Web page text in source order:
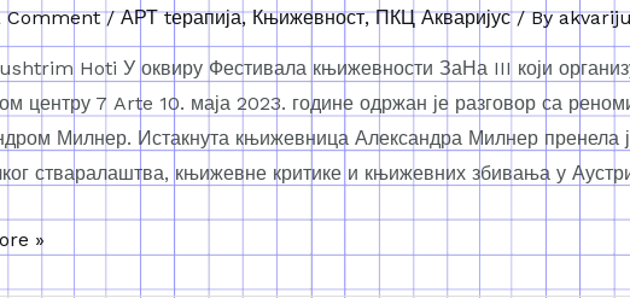
Comment /АРТ tерапија,Књижевност,ПКЦ Акваријус/ By
Hoti У оквиру Фестивала књижевности ЗаНа III који
центру 7 Arte 10. маја 2023. године одржан је разговор са
Милнер. Истакнута књижевница Александра Милнер пренела
стваралаштва, књижевне критике и књижевних збивања у
»